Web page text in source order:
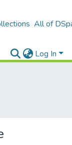
All of
Log In